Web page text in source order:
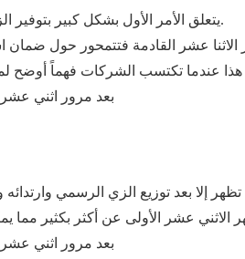
يتعلق الأمر الأول بشكل كبير بتوفير الزي الرسمي في مكان العمل.